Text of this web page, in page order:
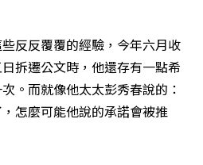
反反覆覆的經驗，今年六月收
拆遷公文時，他還存有一點希
。而就像他太太彭秀春說的：
怎麼可能他說的承諾會被推